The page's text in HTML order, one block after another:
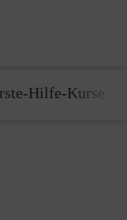
Hilfe-Kurse